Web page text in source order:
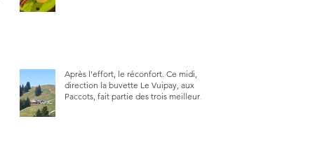
Après l’effort, le réconfort. Ce midi,
direction la buvette Le Vuipay, aux
Paccots, fait partie des trois meilleures